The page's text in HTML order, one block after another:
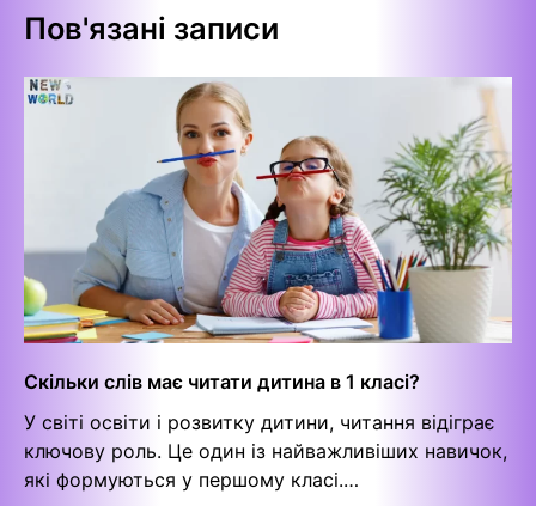
Пов'язані записи
Cкільки слів має читати дитина в 1 класі?
У світі освіти і розвитку дитини, читання відіграє
ключову роль. Це один із найважливіших навичок,
які формуються у першому класі.…